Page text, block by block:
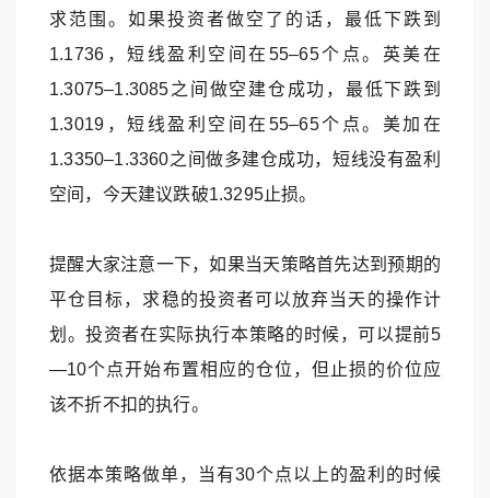
求范围。如果投资者做空了的话，最低下跌到
1.1736，短线盈利空间在55–65个点。英美在
1.3075–1.3085之间做空建仓成功，最低下跌到
1.3019，短线盈利空间在55–65个点。美加在
1.3350–1.3360之间做多建仓成功，短线没有盈利
空间，今天建议跌破1.3295止损。
提醒大家注意一下，如果当天策略首先达到预期的
平仓目标，求稳的投资者可以放弃当天的操作计
划。投资者在实际执行本策略的时候，可以提前5
—10个点开始布置相应的仓位，但止损的价位应
该不折不扣的执行。
依据本策略做单，当有30个点以上的盈利的时候